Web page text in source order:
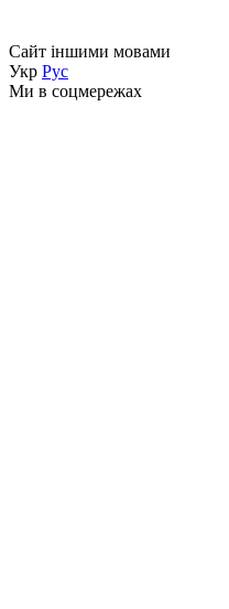
Сайт іншими мовами
Укр Рус
Ми в соцмережах